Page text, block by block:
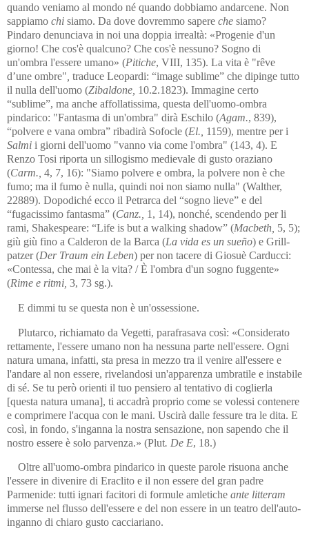
quando veniamo al mondo né quando dobbiamo andarcene. Non
sappiamo chi siamo. Da dove dovremmo sapere che siamo?
Pindaro denunciava in noi una doppia irrealtà: «Progenie d'un
giorno! Che cos'è qualcuno? Che cos'è nessuno? Sogno di
un'ombra l'essere umano» (Pitiche, VIII, 135). La vita è "rêve
d’une ombre" traduce Leopardi: “image sublime” che dipinge tutto
il nulla dell'uomo (Zibaldone, 10.2.1823). Immagine certo
“sublime”, ma anche affollatissima, questa dell'uomo-ombra
pindari­co: "Fantasma di un'ombra" dirà Eschilo (Agam., 839),
“polvere e vana ombra” ribadirà Sofocle (El., 1159), mentre per i
Salmi i giorni dell'uomo "vanno via come l'ombra" (143, 4). E
Renzo Tosi ri­porta un sillogismo medievale di gusto oraziano
(Carm., 4, 7, 16): "Siamo polvere e ombra, la polvere non è che
fumo; ma il fumo è nulla, quindi noi non siamo nulla" (Walther,
22889). Dopodiché ecco il Petrarca del “sogno lieve” e del
“fugacissimo fantasma” (Canz., 1, 14), nonché, scendendo per li
rami, Shakespeare: “Life is but a walking shadow” (Mac­beth, 5, 5);
giù giù fino a Calderon de la Barca (La vida es un sueño) e Grill­
patzer (Der Traum ein Leben) per non tacere di Giosuè Carducci:
«Con­tes­sa, che mai è la vita? / È l'ombra d'un sogno fug­gen­te»
(Rime e ritmi, 3, 73 sg.).
E dimmi tu se questa non è un'ossessione.
Plutarco, richiamato da Vegetti, parafrasava così: «Considerato
rettamente, l'essere umano non ha nessuna parte nell'essere. Ogni
natura umana, infatti, sta presa in mezzo tra il venire all'essere e
l'andare al non essere, rivelandosi un'apparenza umbratile e instabile
di sé. Se tu però orienti il tuo pensiero al tentativo di coglierla
[questa natura umana], ti accadrà proprio come se volessi contenere
e comprimere l'acqua con le mani. Uscirà dalle fessure tra le dita. E
così, in fondo, s'inganna la nostra sensazione, non sapendo che il
nostro essere è solo parvenza.» (Plut. De E, 18.)
Oltre all'uomo-ombra pindarico in queste parole risuona anche
l'essere in divenire di Eraclito e il non essere del gran padre
Parmenide: tutti ignari facitori di formule amletiche ante litteram
immerse nel flusso dell'essere e del non essere in un teatro dell'auto-
inganno di chiaro gusto cacciariano.